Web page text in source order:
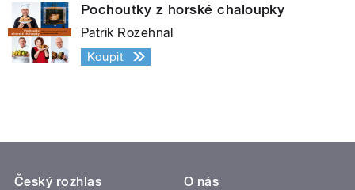
Pochoutky z horské chaloupky
Patrik Rozehnal
Koupit
Český rozhlas
O nás